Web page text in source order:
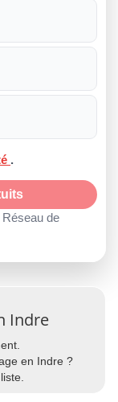
.
Réseau de
Indre
en Indre ?